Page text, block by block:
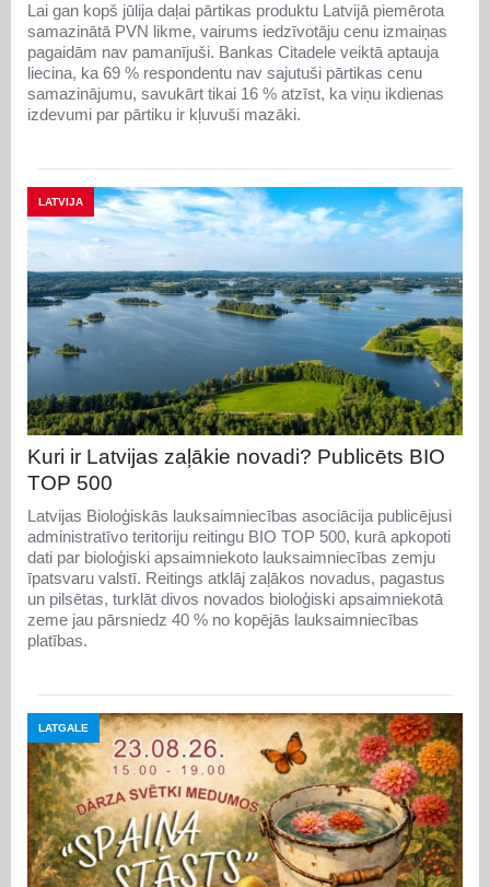
Lai gan kopš jūlija daļai pārtikas produktu Latvijā piemērota
samazinātā PVN likme, vairums iedzīvotāju cenu izmaiņas
pagaidām nav pamanījuši. Bankas Citadele veiktā aptauja
liecina, ka 69 % respondentu nav sajutuši pārtikas cenu
samazinājumu, savukārt tikai 16 % atzīst, ka viņu ikdienas
izdevumi par pārtiku ir kļuvuši mazāki.
LATVIJA
Kuri ir Latvijas zaļākie novadi? Publicēts BIO
TOP 500
Latvijas Bioloģiskās lauksaimniecības asociācija publicējusi
administratīvo teritoriju reitingu BIO TOP 500, kurā apkopoti
dati par bioloģiski apsaimniekoto lauksaimniecības zemju
īpatsvaru valstī. Reitings atklāj zaļākos novadus, pagastus
un pilsētas, turklāt divos novados bioloģiski apsaimniekotā
zeme jau pārsniedz 40 % no kopējās lauksaimniecības
platības.
LATGALE